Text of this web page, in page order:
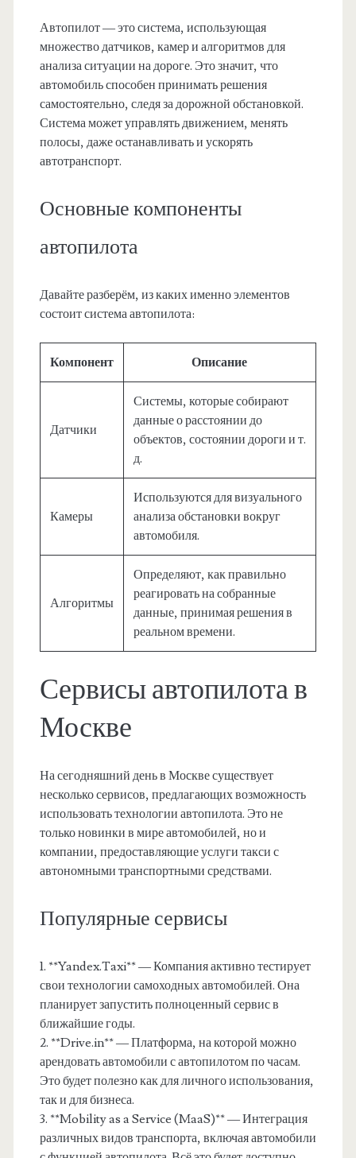
Автопилот — это система, использующая
множество датчиков, камер и алгоритмов для
анализа ситуации на дороге. Это значит, что
автомобиль способен принимать решения
самостоятельно, следя за дорожной обстановкой.
Система может управлять движением, менять
полосы, даже останавливать и ускорять
автотранспорт.
Основные компоненты
автопилота
Давайте разберём, из каких именно элементов
состоит система автопилота:
Компонент Описание
Датчики
Системы, которые собирают
данные о расстоянии до
объектов, состоянии дороги и т.
д.
Камеры
Используются для визуального
анализа обстановки вокруг
автомобиля.
Алгоритмы
Определяют, как правильно
реагировать на собранные
данные, принимая решения в
реальном времени.
Сервисы автопилота в
Москве
На сегодняшний день в Москве существует
несколько сервисов, предлагающих возможность
использовать технологии автопилота. Это не
только новинки в мире автомобилей, но и
компании, предоставляющие услуги такси с
автономными транспортными средствами.
Популярные сервисы
1. **Yandex.Taxi** — Компания активно тестирует
свои технологии самоходных автомобилей. Она
планирует запустить полноценный сервис в
ближайшие годы.
2. **Drive.in** — Платформа, на которой можно
арендовать автомобили с автопилотом по часам.
Это будет полезно как для личного использования,
так и для бизнеса.
3. **Mobility as a Service (MaaS)** — Интеграция
различных видов транспорта, включая автомобили